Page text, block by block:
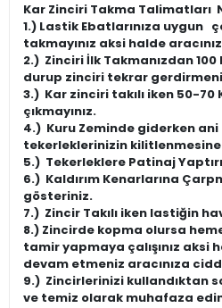
Kar Zinciri Takma Talimatları
1.) Lastik Ebatlarınıza uygun
takmayınız aksi halde
2.) Zinciri İlk Takmanızdan
durup zinciri tekrar
3.) Kar zinciri takılı iken 50-70
çıkmayınız.
4.) Kuru Zeminde giderken
tekerleklerinizin
5.) Tekerleklere Patinaj
6.) Kaldırım Kenarlarına
gösteriniz.
7.) Zincir Takılı iken lastiğin
8.) Zincirde kopma olursa
tamir yapmaya çalışınız aksi
devam etmeniz aracınıza
9.) Zincirlerinizi kullandıktan
ve temiz olarak muhafaza